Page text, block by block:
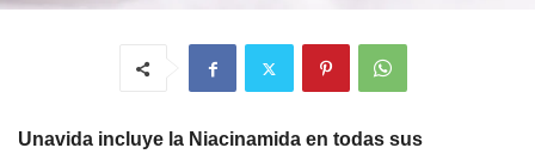
Unavida incluye la Niacinamida en todas sus